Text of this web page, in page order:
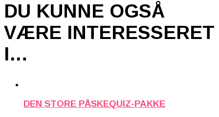
DU KUNNE OGSÅ
VÆRE INTERESSERET
I…
DEN STORE PÅSKEQUIZ-PAKKE